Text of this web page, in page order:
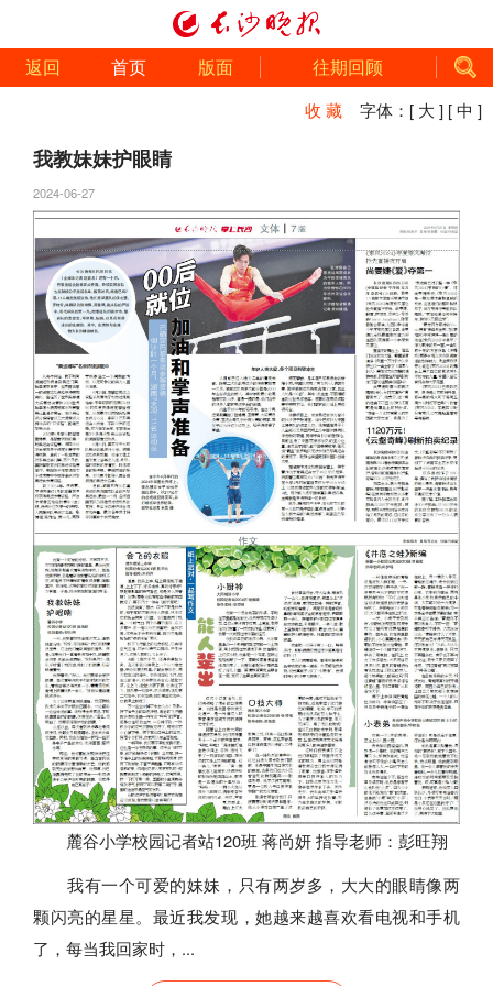
返回 首页 版面 往期回顾
收 藏 字体： [ 大 ] [ 中 ]
我教妹妹护眼睛
2024-06-27
麓谷小学校园记者站120班 蒋尚妍 指导老师：彭旺翔
我有一个可爱的妹妹，只有两岁多，大大的眼睛像两
颗闪亮的星星。最近我发现，她越来越喜欢看电视和手机
了，每当我回家时，...